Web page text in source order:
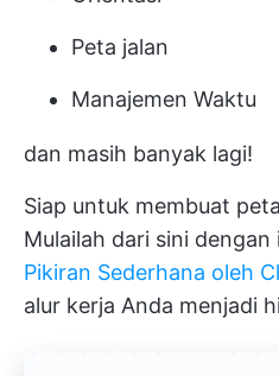
Peta jalan
Manajemen Waktu
dan masih banyak lagi!
Siap untuk membuat
Mulailah dari sini dengan
Pikiran Sederhana oleh
alur kerja Anda menjadi